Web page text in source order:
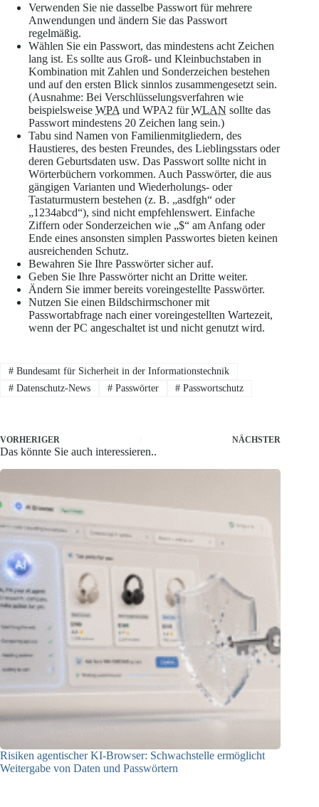
Verwenden Sie nie dasselbe Passwort für mehrere
Anwendungen und ändern Sie das Passwort
regelmäßig.
Wählen Sie ein Passwort, das mindestens acht Zeichen
lang ist. Es sollte aus Groß- und Kleinbuchstaben in
Kombination mit Zahlen und Sonderzeichen bestehen
und auf den ersten Blick sinnlos zusammengesetzt sein.
(Ausnahme: Bei Verschlüsselungsverfahren wie
beispielsweise WPA und WPA2 fürWLAN sollte das
Passwort mindestens 20 Zeichen lang sein.)
Tabu sind Namen von Familienmitgliedern, des
Haustieres, des besten Freundes, des Lieblingsstars oder
deren Geburtsdaten usw. Das Passwort sollte nicht in
Wörterbüchern vorkommen. Auch Passwörter, die aus
gängigen Varianten und Wiederholungs- oder
Tastaturmustern bestehen (z. B. „asdfgh“ oder
„1234abcd“), sind nicht empfehlenswert. Einfache
Ziffern oder Sonderzeichen wie „$“ am Anfang oder
Ende eines ansonsten simplen Passwortes bieten keinen
ausreichenden Schutz.
Bewahren Sie Ihre Passwörter sicher auf.
Geben Sie Ihre Passwörter nicht an Dritte weiter.
Ändern Sie immer bereits voreingestellte Passwörter.
Nutzen Sie einen Bildschirmschoner mit
Passwortabfrage nach einer voreingestellten Wartezeit,
wenn der PC angeschaltet ist und nicht genutzt wird.
#Bundesamt für Sicherheit in der Informationstechnik
#Datenschutz-News #Passwörter # Passwortschutz
VORHERIGER NÄCHSTER
Das könnte Sie auch interessieren..
Risiken agentischer KI-Browser: Schwachstelle ermöglicht
Weitergabe von Daten und Passwörtern